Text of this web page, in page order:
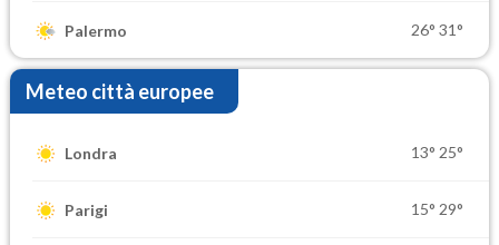
Palermo 26° 31°
Meteo città europee
Londra 13° 25°
Parigi 15° 29°